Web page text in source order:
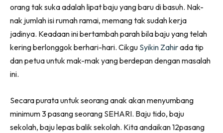
Make Over
Bilik Air
Bilik Tidur
Dapur
Ruang Makan
Impiana Makeover
orang tak suka adalah lipat baju yang baru di basuh. Nak-
nak jumlah isi rumah ramai, memang tak sudah kerja
jadinya. Keadaan ini bertambah parah bila baju yang telah
kering berlonggok berhari-hari. Cikgu Syikin Zahirada tip
dan petua untuk mak-mak yang berdepan dengan masalah
ini.
Secara purata untuk seorang anak akan menyumbang
minimum 3 pasang seorang SEHARI. Baju tido, baju
sekolah, baju lepas balik sekolah. Kita andaikan 12pasang